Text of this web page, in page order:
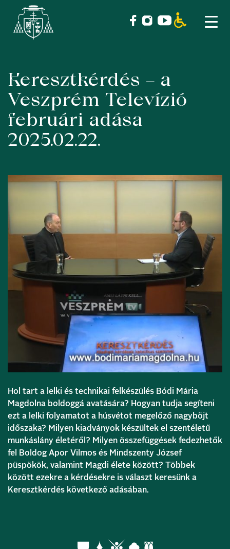
Skip
content
Keresztkérdés – a
Veszprém Televízió
februári adása
2025.02.22.
Hol tart a lelki és technikai felkészülés Bódi Mária
Magdolna boldoggá avatására? Hogyan tudja segíteni
ezt a lelki folyamatot a húsvétot megelőző nagyböjt
időszaka? Milyen kiadványok készültek el szentéletű
munkáslány életéről? Milyen összefüggések fedezhetők
fel Boldog Apor Vilmos és Mindszenty József
püspökök, valamint Magdi élete között? Többek
között ezekre a kérdésekre is választ keresünk a
Keresztkérdés következő adásában.